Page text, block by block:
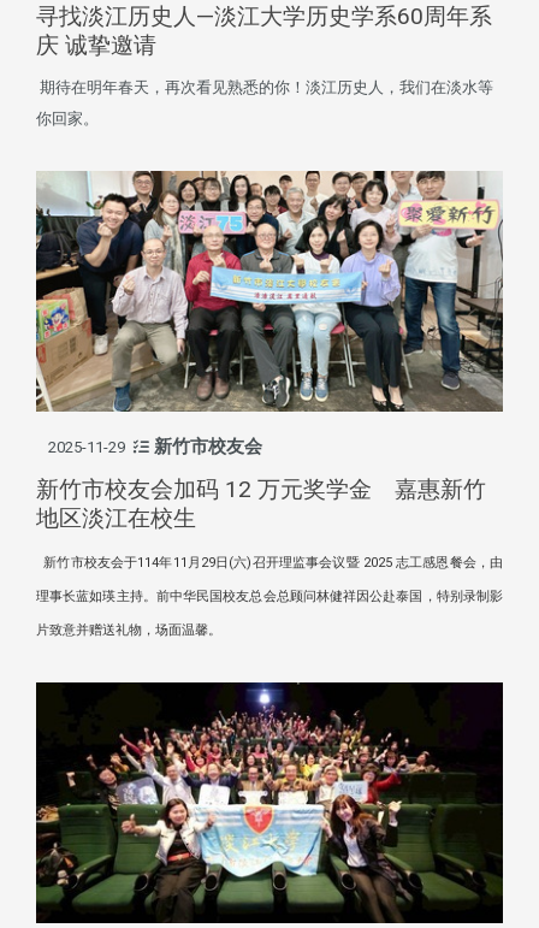
寻找淡江历史人—淡江大学历史学系60周年系
庆 诚挚邀请
期待在明年春天，再次看见熟悉的你！淡江历史人，我们在淡水等
你回家。
2025-11-29 新竹市校友会
新竹市校友会加码 12 万元奖学金 嘉惠新竹
地区淡江在校生
新竹市校友会于114年11月29日(六)召开理监事会议暨 2025 志工感恩餐会，由
理事长蓝如瑛主持。前中华民国校友总会总顾问林健祥因公赴泰国，特别录制影
片致意并赠送礼物，场面温馨。